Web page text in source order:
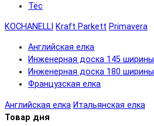
Тёс
KOCHANELLI Kraft Parkett Primavera
Английская елка
Инженерная доска 145 ширины
Инженерная доска 180 ширины
Французская елка
Английская елка Итальянская елка
Товар дня